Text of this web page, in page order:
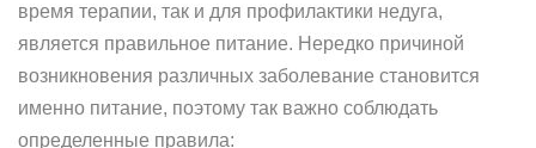
время терапии, так и для профилактики недуга,
является правильное питание. Нередко причиной
возникновения различных заболевание становится
именно питание, поэтому так важно соблюдать
определенные правила: